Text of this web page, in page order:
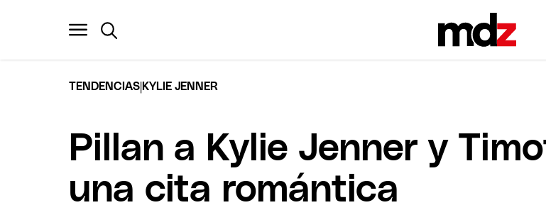
TENDENCIAS KYLIE JENNER
Pillan a Kylie Jenner y
una cita romántica